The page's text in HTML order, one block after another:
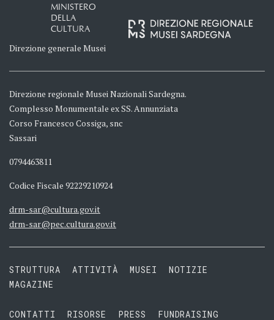
MINISTERO
DELLA
CULTURA
Direzione generale Musei
Direzione regionale Musei Nazionali Sardegna.
Complesso Monumentale ex SS. Annunziata
Corso Francesco Cossiga, snc
Sassari
0794463811
Codice Fiscale 92229210924
drm-sar@cultura.gov.it
drm-sar@pec.cultura.gov.it
STRUTTURA ATTIVITÀ MUSEI
NOTIZIE
MAGAZINE
CONTATTI RISORSE PRESS FUNDRAISING